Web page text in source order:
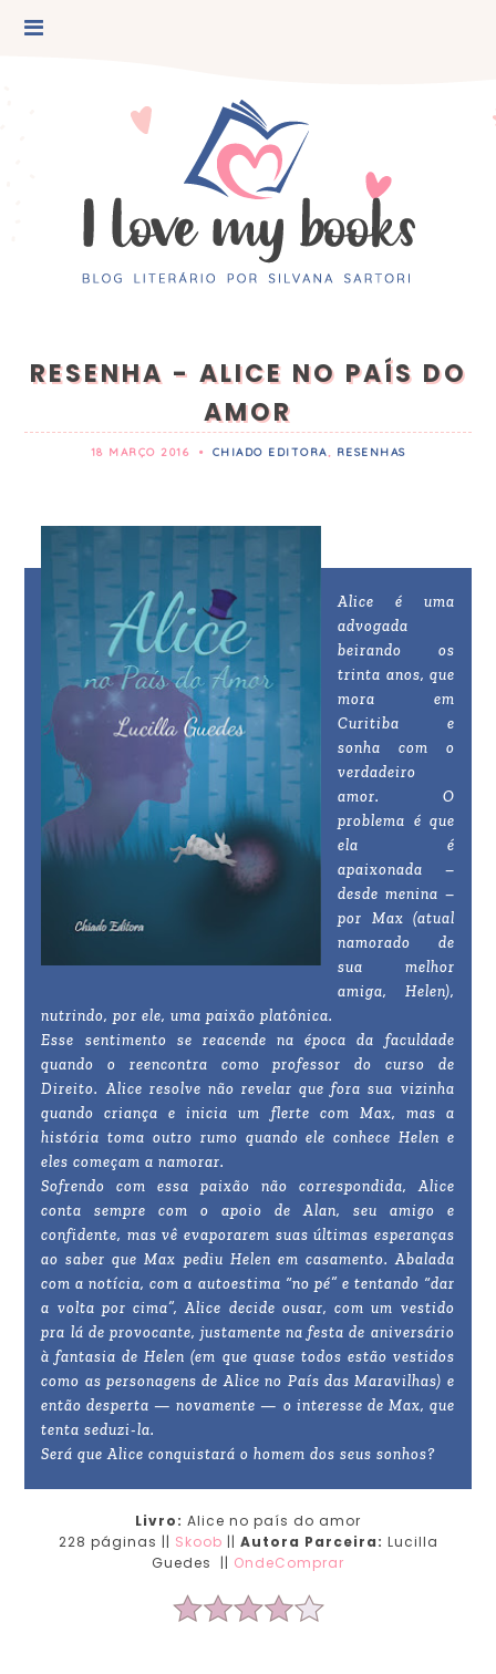
RESENHA - ALICE NO PAÍS DO
AMOR
18 MARÇO 2016 • CHIADO EDITORA, RESENHAS
Alice é uma
advogada
beirando os
trinta anos, que
mora em
Curitiba e
sonha com o
verdadeiro
amor. O
problema é que
ela é
apaixonada –
desde menina –
por Max (atual
namorado de
sua melhor
amiga, Helen),
nutrindo, por ele, uma paixão platônica.
Esse sentimento se reacende na época da faculdade
quando o reencontra como professor do curso de
Direito. Alice resolve não revelar que fora sua vizinha
quando criança e inicia um flerte com Max, mas a
história toma outro rumo quando ele conhece Helen e
eles começam a namorar.
Sofrendo com essa paixão não correspondida, Alice
conta sempre com o apoio de Alan, seu amigo e
confidente, mas vê evaporarem suas últimas esperanças
ao saber que Max pediu Helen em casamento. Abalada
com a notícia, com a autoestima “no pé” e tentando “dar
a volta por cima”, Alice decide ousar, com um vestido
pra lá de provocante, justamente na festa de aniversário
à fantasia de Helen (em que quase todos estão vestidos
como as personagens de Alice no País das Maravilhas) e
então desperta — novamente — o interesse de Max, que
tenta seduzi-la.
Será que Alice conquistará o homem dos seus sonhos?
Livro: Alice no país do amor
228 páginas || Skoob || Autora Parceira: Lucilla
Guedes || OndeComprar